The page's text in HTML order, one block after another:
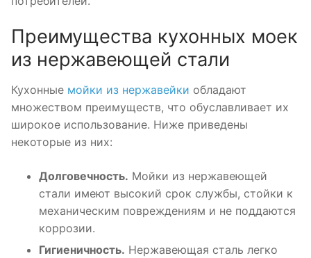
Преимущества кухонных моек
из нержавеющей стали
Кухонные мойки из нержавейки обладают
множеством преимуществ, что обуславливает их
широкое использование. Ниже приведены
некоторые из них:
Долговечность. Мойки из нержавеющей
стали имеют высокий срок службы, стойки к
механическим повреждениям и не поддаются
коррозии.
Гигиеничность. Нержавеющая сталь легко